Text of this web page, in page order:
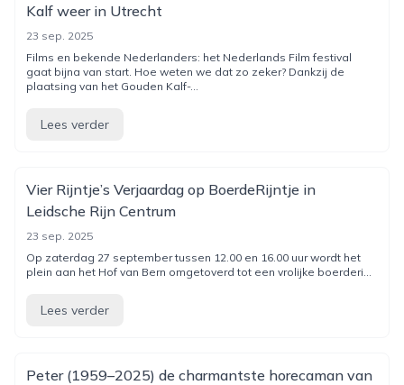
Kalf weer in Utrecht
23 sep. 2025
Films en bekende Nederlanders: het Nederlands Film festival
gaat bijna van start. Hoe weten we dat zo zeker? Dankzij de
plaatsing van het Gouden Kalf-...
Lees verder
Vier Rijntje’s Verjaardag op BoerdeRijntje in
Leidsche Rijn Centrum
23 sep. 2025
Op zaterdag 27 september tussen 12.00 en 16.00 uur wordt het
plein aan het Hof van Bern omgetoverd tot een vrolijke boerderi...
Lees verder
Peter (1959–2025) de charmantste horecaman van